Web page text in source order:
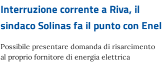
Interruzione corrente a Riva, il
sindaco Solinas fa il punto con Enel
Possibile presentare domanda di risarcimento
al proprio fornitore di energia elettrica